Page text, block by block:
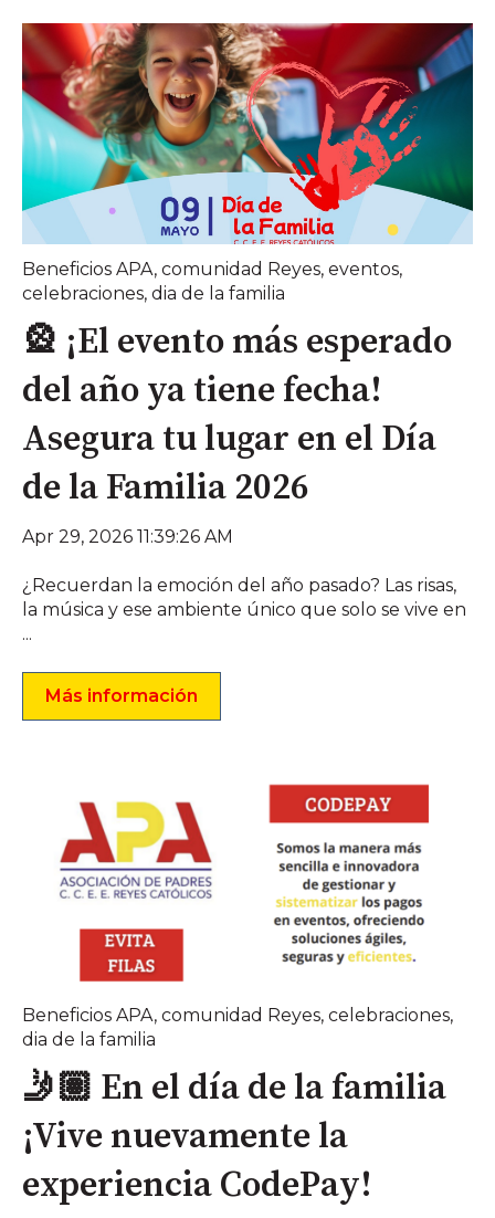
Beneficios APA, comunidad Reyes, eventos,
celebraciones, dia de la familia
🎡 ¡El evento más esperado
del año ya tiene fecha!
Asegura tu lugar en el Día
de la Familia 2026
Apr 29, 2026 11:39:26 AM
¿Recuerdan la emoción del año pasado? Las risas,
la música y ese ambiente único que solo se vive en
...
Más información
Beneficios APA, comunidad Reyes, celebraciones,
dia de la familia
🤳🏽 En el día de la familia
¡Vive nuevamente la
experiencia CodePay!